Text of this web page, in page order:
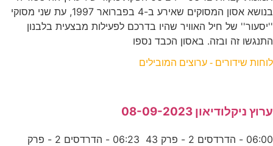
בנושא אסון המסוקים שאירע ב-4 בפברואר 1997, עת שני מסוקי
''יסעור'' של חיל האוויר שהיו בדרכם לפעילות מבצעית בלבנון
התנגשו זה ובזה. באסון הכבד נספו
לוחות שידורים - ערוצים המובילים
ערוץ ניקלודיאון 08-09-2023
06:00 - הדרדסים 2 - פרק 43 06:23 - הדרדסים 2 - פרק